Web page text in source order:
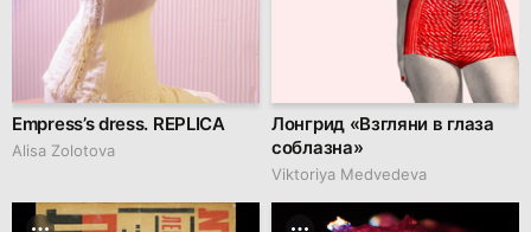
Empress’s dress. REPLICA
Alisa Zolotova
Лонгрид «Взгляни в глаза
соблазна»
Viktoriya Medvedeva